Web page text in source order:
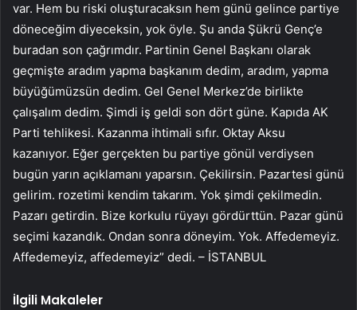
var. Hem bu riski oluşturacaksın hem günü gelince partiye
döneceğim diyeceksin, yok öyle. Şu anda Şükrü Genç’e
buradan son çağrımdır. Partinin Genel Başkanı olarak
geçmişte aradım yapma başkanım dedim, aradım, yapma
büyüğümüzsün dedim. Gel Genel Merkez’de birlikte
çalışalım dedim. Şimdi iş geldi son dört güne. Kapıda AK
Parti tehlikesi. Kazanma ihtimali sıfır. Oktay Aksu
kazanıyor. Eğer gerçekten bu partiye gönül verdiysen
bugün yarın açıklamanı yaparsın. Çekilirsin. Pazartesi günü
gelirim. rozetimi kendim takarım. Yok şimdi çekilmedin.
Pazarı getirdin. Bize korkulu rüyayı gördürttün. Pazar günü
seçimi kazandık. Ondan sonra döneyim. Yok. Affedemeyiz.
Affedemeyiz, affedemeyiz” dedi. – İSTANBUL
İlgili Makaleler